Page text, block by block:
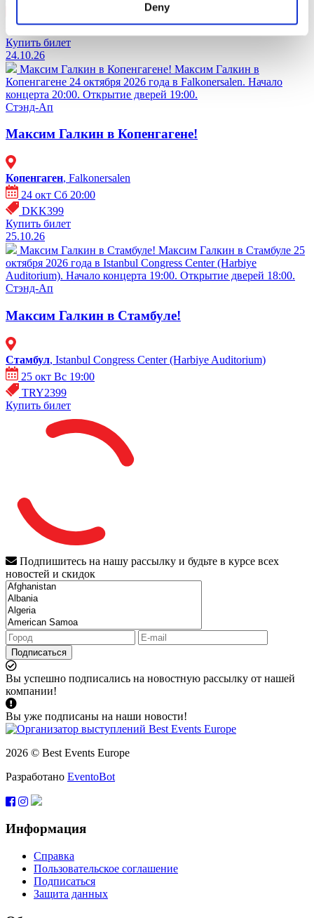
Deny
Купить билет
24.10.26
Максим Галкин в Копенгагене! Максим Галкин в
Копенгагене 24 октября 2026 года в Falkonersalen. Начало
концерта 20:00. Открытие дверей 19:00.
Стэнд-Ап
Максим Галкин в Копенгагене!
Копенгаген, Falkonersalen
24 окт Сб 20:00
DKK399
Купить билет
25.10.26
Максим Галкин в Стамбуле! Максим Галкин в Стамбуле 25
октября 2026 года в Istanbul Congress Center (Harbiye
Auditorium). Начало концерта 19:00. Открытие дверей 18:00.
Стэнд-Ап
Максим Галкин в Стамбуле!
Стамбул, Istanbul Congress Center (Harbiye Auditorium)
25 окт Вс 19:00
TRY2399
Купить билет
Подпишитесь на нашу рассылку и будьте в курсе всех
новостей и скидок
Подписаться
Вы успешно подписались на новостную рассылку от нашей
компании!
Вы уже подписаны на наши новости!
2026 © Best Events Europe
Разработано EventoBot
Информация
Справка
Пользовательское соглашение
Подписаться
Защита данных